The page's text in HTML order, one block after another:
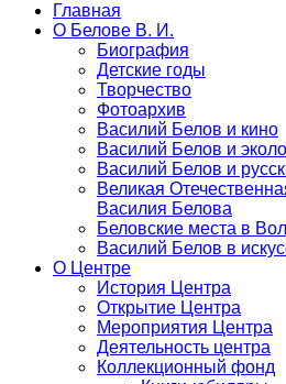
Главная
О Белове В. И.
Биография
Детские годы
Творчество
Фотоархив
Василий Белов и кино
Василий Белов и
Василий Белов и
Великая
Василия Белова
Беловские места в
Василий Белов в
О Центре
История Центра
Открытие Центра
Мероприятия Центра
Деятельность центра
Коллекционный фонд